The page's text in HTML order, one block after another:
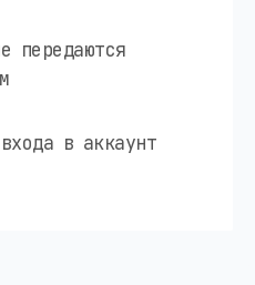
передаются
в аккаунт